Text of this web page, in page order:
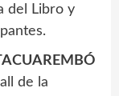
del Libro y
de la